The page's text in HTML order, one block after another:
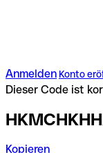
Anmelden Konto
Dieser Code ist
Kopieren